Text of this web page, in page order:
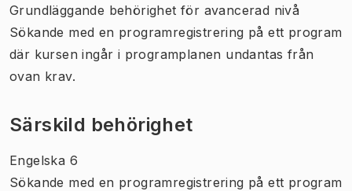
Grundläggande behörighet för avancerad nivå
Sökande med en programregistrering på ett program
där kursen ingår i programplanen undantas från
ovan krav.
Särskild behörighet
Engelska 6
Sökande med en programregistrering på ett program